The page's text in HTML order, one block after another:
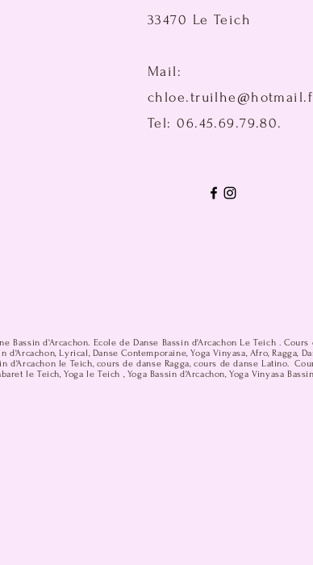
33470 Le Teich
Mail:
Tel: 06.45.69.79.80.
Bassin d'Arcachon. Ecole de Danse Bassin d'Arcachon Le Teich . Cours
d'Arcachon, Lyrical, Danse Contemporaine, Yoga Vinyasa, Afro, Ragga,
d'Arcachon le Teich, cours de danse Ragga, cours de danse Latino.
le Teich, Yoga le Teich , Yoga Bassin d'Arcachon, Yoga Vinyasa